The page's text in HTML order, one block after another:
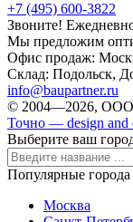
+7 (495) 600-3822
Звоните!
Мы предложим
Офис продаж:
Склад: Подольск,
info@baupartner.ru
© 2004—2026, ООО
Точно — design and
Выберите ваш
Популярные города
Москва